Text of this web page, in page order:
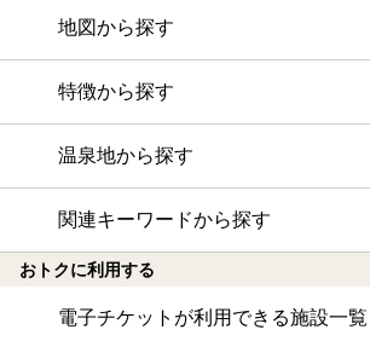
地図から探す
特徴から探す
温泉地から探す
関連キーワードから探す
おトクに利用する
電子チケットが利用できる施設一覧